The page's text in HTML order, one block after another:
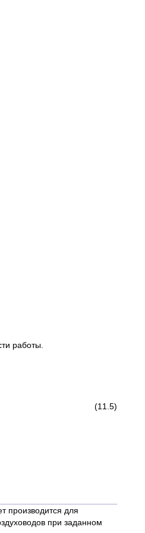
работы.
производится для
при заданном